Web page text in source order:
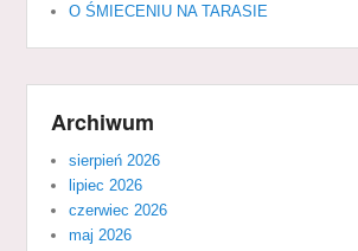
O ŚMIECENIU NA TARASIE
Archiwum
sierpień 2026
lipiec 2026
czerwiec 2026
maj 2026